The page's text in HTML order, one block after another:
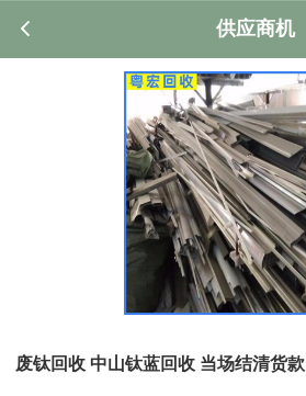
供应商机
废钛回收 中山钛蓝回收 当场结清货款